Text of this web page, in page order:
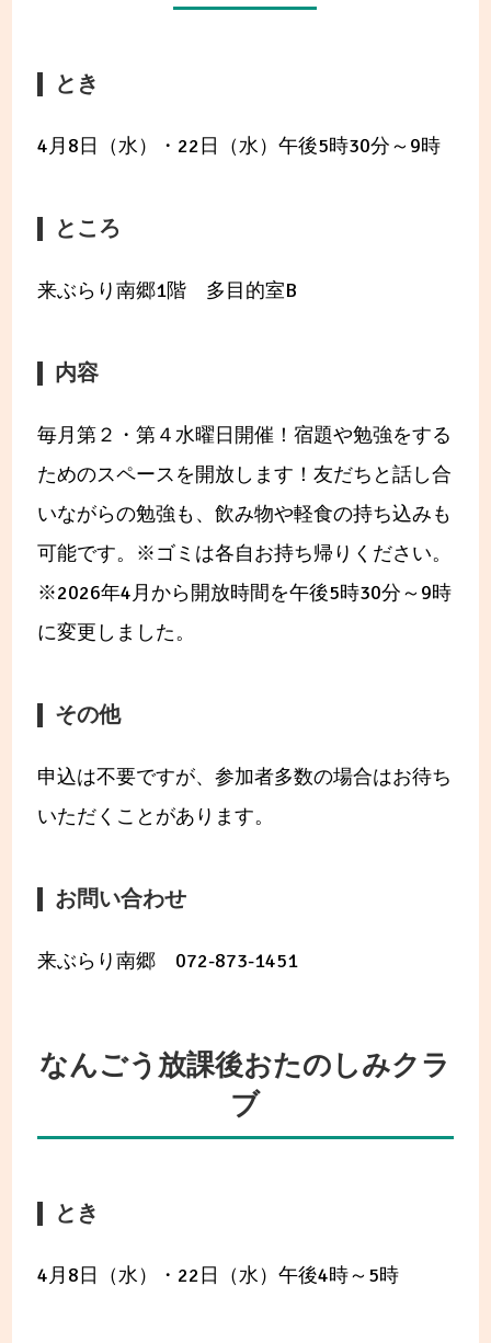
とき
4月8日（水）・22日（水）午後5時30分～9時
ところ
来ぶらり南郷1階 多目的室B
内容
毎月第２・第４水曜日開催！宿題や勉強をする
ためのスペースを開放します！友だちと話し合
いながらの勉強も、飲み物や軽食の持ち込みも
可能です。※ゴミは各自お持ち帰りください。
※2026年4月から開放時間を午後5時30分～9時
に変更しました。
その他
申込は不要ですが、参加者多数の場合はお待ち
いただくことがあります。
お問い合わせ
来ぶらり南郷 072-873-1451
なんごう放課後おたのしみクラ
ブ
とき
4月8日（水）・22日（水）午後4時～5時